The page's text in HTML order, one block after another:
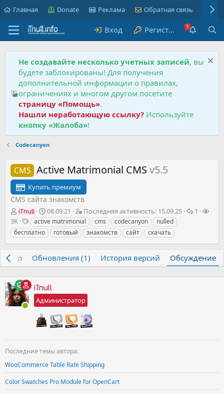
Главная Donate Реклама Обратная связь
Вход Регистрация
Не создавайте несколько учетных записей, вы
будете заблокированы! Для получения
дополнительной информации о правилах,
ограничениях и многом другом посетите
страницу «Помощь».
Нашли неработающую ссылку? Используйте
кнопку «Жалоба»!
Codecanyon
CMS Active Matrimonial CMSv5.5
Купить премиум
CMS сайта знакомств
А
в
т
о
р
т
е
ы
iTnull
Д
а
т
а
н
а
ч
л
а
08.09.21
П
о
с
л
е
д
н
а
к
и
в
т
Последняя активность: 15.09.25
О
т
ы
1
П
м
о
т
3K
Т
е
г
active matrimonial cms codecanyon
nulled
бесплатно
готовый знакомств сайт скачать
Обновления (1) История версий Обсуждение
iTnull
Администратор
Последние темы автора:
WooCommerce Table Rate Shipping
Color Swatches Pro Module for OpenCart